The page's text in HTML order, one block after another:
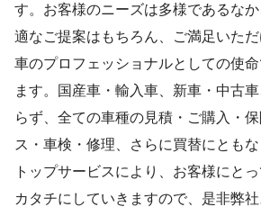
す。お客様のニーズは多様であるな
適なご提案はもちろん、ご満足いた
車のプロフェッショナルとしての使
ます。国産車・輸入車、新車・中古
らず、全ての車種の見積・ご購入・
ス・車検・修理、さらに買替にとも
トップサービスにより、お客様にと
カタチにしていきますので、是非弊